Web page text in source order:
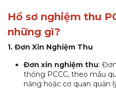
Hồ sơ nghiệm thu
những gì?
1. Đơn Xin Nghiệm Thu
Đơn xin nghiệm thu:
thống PCCC, theo mẫu
năng hoặc cơ quan quản